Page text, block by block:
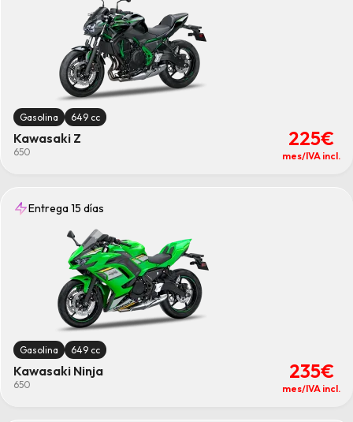
Gasolina 649 cc
Kawasaki Z
650
225€
mes/IVA incl.
Entrega 15 días
Gasolina 649 cc
Kawasaki Ninja
650
235€
mes/IVA incl.